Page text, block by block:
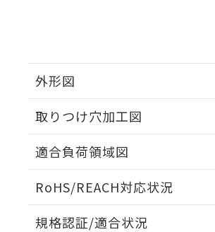
外形図
取りつけ穴加工図
適合負荷領域図
RoHS/REACH対応状況
規格認証/適合状況